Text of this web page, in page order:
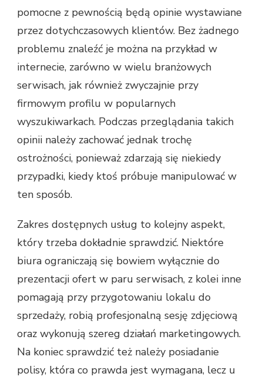
pomocne z pewnością będą opinie wystawiane
przez dotychczasowych klientów. Bez żadnego
problemu znaleźć je można na przykład w
internecie, zarówno w wielu branżowych
serwisach, jak również zwyczajnie przy
firmowym profilu w popularnych
wyszukiwarkach. Podczas przeglądania takich
opinii należy zachować jednak trochę
ostrożności, ponieważ zdarzają się niekiedy
przypadki, kiedy ktoś próbuje manipulować w
ten sposób.
Zakres dostępnych usług to kolejny aspekt,
który trzeba dokładnie sprawdzić. Niektóre
biura ograniczają się bowiem wyłącznie do
prezentacji ofert w paru serwisach, z kolei inne
pomagają przy przygotowaniu lokalu do
sprzedaży, robią profesjonalną sesję zdjęciową
oraz wykonują szereg działań marketingowych.
Na koniec sprawdzić też należy posiadanie
polisy, która co prawda jest wymagana, lecz u